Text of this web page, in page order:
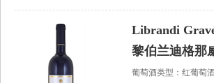
Librandi
黎伯兰迪格那
葡萄酒类型：红葡萄